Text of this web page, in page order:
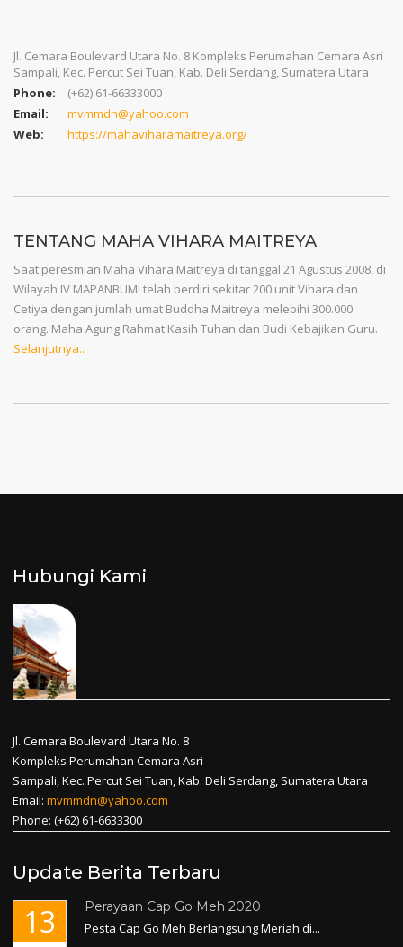
Jl. Cemara Boulevard Utara No. 8 Kompleks Perumahan Cemara Asri
Sampali, Kec. Percut Sei Tuan, Kab. Deli Serdang, Sumatera Utara
Phone:
(+62) 61-66333000
Email:
mvmmdn@yahoo.com
Web:
https://mahaviharamaitreya.org/
TENTANG MAHA VIHARA MAITREYA
Saat peresmian Maha Vihara Maitreya di tanggal 21 Agustus 2008, di
Wilayah IV MAPANBUMI telah berdiri sekitar 200 unit Vihara dan
Cetiya dengan jumlah umat Buddha Maitreya melebihi 300.000
orang. Maha Agung Rahmat Kasih Tuhan dan Budi Kebajikan Guru.
Selanjutnya..
Hubungi Kami
Jl. Cemara Boulevard Utara No. 8
Kompleks Perumahan Cemara Asri
Sampali, Kec. Percut Sei Tuan, Kab. Deli Serdang, Sumatera Utara
Email: mvmmdn@yahoo.com
Phone: (+62) 61-6633300
Update Berita Terbaru
13
Perayaan Cap Go Meh 2020
Pesta Cap Go Meh Berlangsung Meriah di...